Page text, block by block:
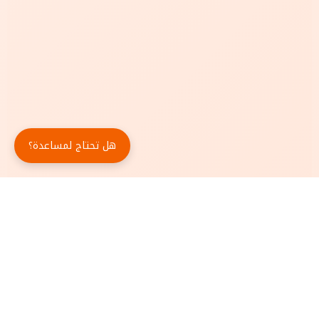
هل تحتاج لمساعدة؟